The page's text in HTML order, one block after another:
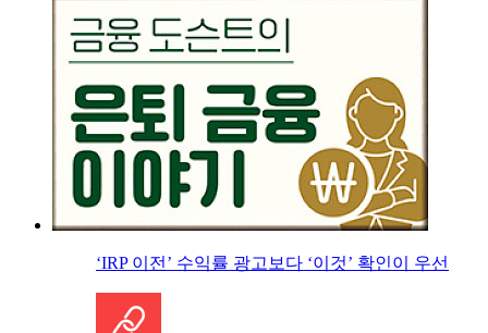
‘IRP 이전’ 수익률 광고보다 ‘이것’ 확인이 우선